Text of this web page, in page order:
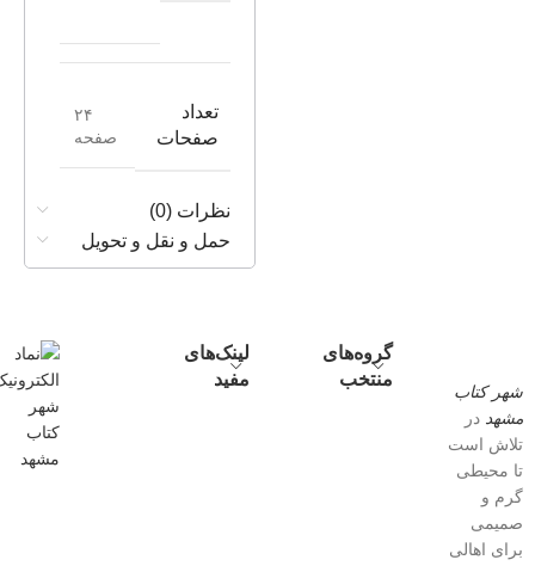
تعداد
صفحات
۲۴
صفحه
نظرات (0)
حمل و نقل و تحویل
شهر کتاب
مشهد در
تلاش است
تا محیطی
گرم و
صمیمی
برای اهالی
گروه‌های
منتخب
لینک‌های
مفید